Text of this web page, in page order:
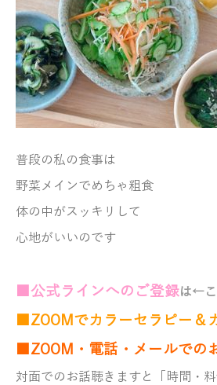
普段の私の食事は
野菜メインでめちゃ粗食
体の中がスッキリして
心地がいいのです
■公式ラインへのご登録は←こ
■ZOOMでカラーセラピー＆
■ZOOM・電話・メールでの
対面でのお話聴きますと「
時間・